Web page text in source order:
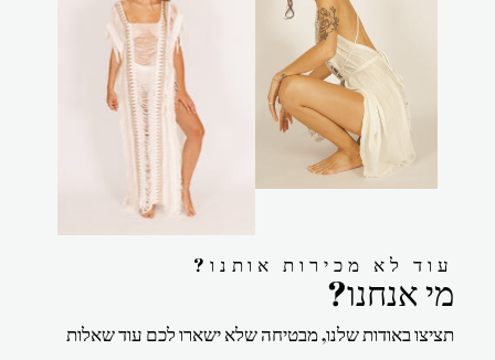
?עוד לא מכירות אותנו
?מי אנחנו
תציצו באודות שלנו, מבטיחה שלא ישארו לכם עוד שאלות